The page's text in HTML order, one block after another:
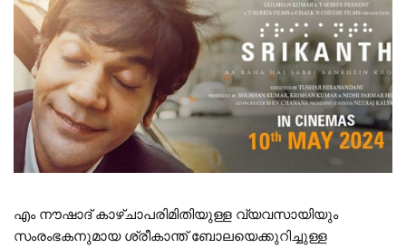
എം നൗഷാദ് കാഴ്‌ചാപരിമിതിയുള്ള വ്യവസായിയും
സംരംഭകനുമായ ശ്രീകാന്ത് ബോലയെക്കുറിച്ചുള്ള